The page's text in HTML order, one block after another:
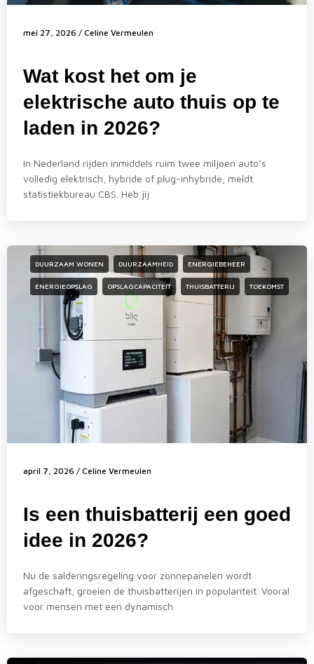
mei 27, 2026 / Celine Vermeulen
Wat kost het om je
elektrische auto thuis op te
laden in 2026?
In Nederland rijden inmiddels ruim twee miljoen auto’s
volledig elektrisch, hybride of plug-inhybride, meldt
statistiekbureau CBS. Heb jij
DUURZAAM WONEN DUURZAAMHEID ENERGIEBEHEER
ENERGIEOPSLAG OPSLAGCAPACITEIT THUISBATTERIJ TOEKOMST
april 7, 2026 / Celine Vermeulen
Is een thuisbatterij een goed
idee in 2026?
Nu de salderingsregeling voor zonnepanelen wordt
afgeschaft, groeien de thuisbatterijen in populariteit. Vooral
voor mensen met een dynamisch